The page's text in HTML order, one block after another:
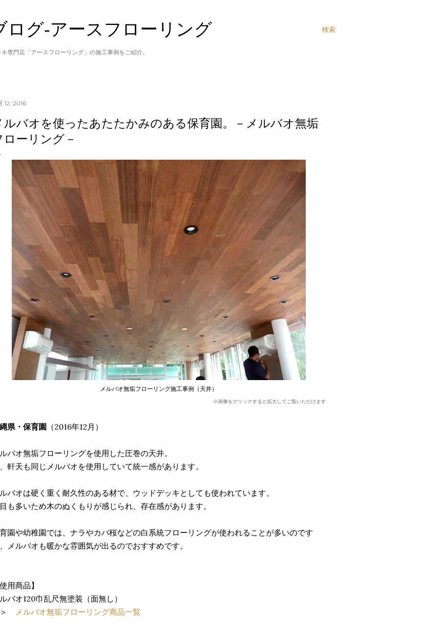
検索
ログ‐アースフローリング
専門店「アースフローリング」の施工事例をご紹介。
12, 2016
ルバオを使ったあたたかみのある保育園。－メルバオ無垢
ローリング－
メルバオ無垢フローリング施工事例（天井）
※画像をクリックすると拡大してご覧いただけます
県・保育園 （2016年12月）
バオ無垢フローリングを使用した圧巻の天井。
軒天も同じメルバオを使用していて統一感があります。
バオは硬く重く耐久性のある材で、ウッドデッキとしても使われています。
も多いため木のぬくもりが感じられ、存在感があります。
園や幼稚園では、ナラやカバ桜などの白系統フローリングが使われることが多いのです
メルバオも暖かな雰囲気が出るのでおすすめです。
用商品】
バオ120巾乱尺無塗装（面無し）
メルバオ無垢フローリング商品一覧